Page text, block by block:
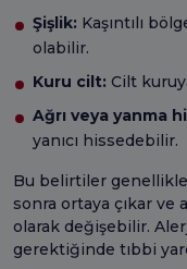
Şişlik: Kaşıntılı
olabilir.
Kuru cilt: Cilt
Ağrı veya yanma
yanıcı hissedebilir.
Bu belirtiler
sonra ortaya çıkar ve
olarak değişebilir.
gerektiğinde tıbbi